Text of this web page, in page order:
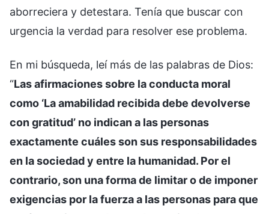
aborreciera y detestara. Tenía que buscar con
urgencia la verdad para resolver ese problema.
En mi búsqueda, leí más de las palabras de Dios:
“Las afirmaciones sobre la conducta moral
como ‘La amabilidad recibida debe devolverse
con gratitud’ no indican a las personas
exactamente cuáles son sus responsabilidades
en la sociedad y entre la humanidad. Por el
contrario, son una forma de limitar o de imponer
exigencias por la fuerza a las personas para que